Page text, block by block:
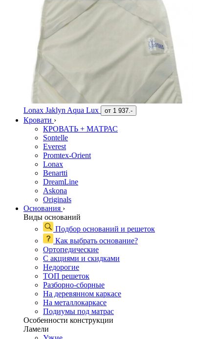
Lonax Jaklyn Aqua Lux от 1 937.-
Кровати ›
КРОВАТЬ + МАТРАС
Sontelle
Everest
Promtex-Orient
Lonax
Benartti
DreamLine
Askona
Originals
Основания ›
Виды оснований
Подбор оснований и решеток
Как выбрать основание?
Ортопедические
С акциями и скидками
Недорогие
ТОП решеток
Разборно-сборные
На деревянном каркасе
На металлокаркасе
Подиумы под матрас
Особенности конструкции
Ламели